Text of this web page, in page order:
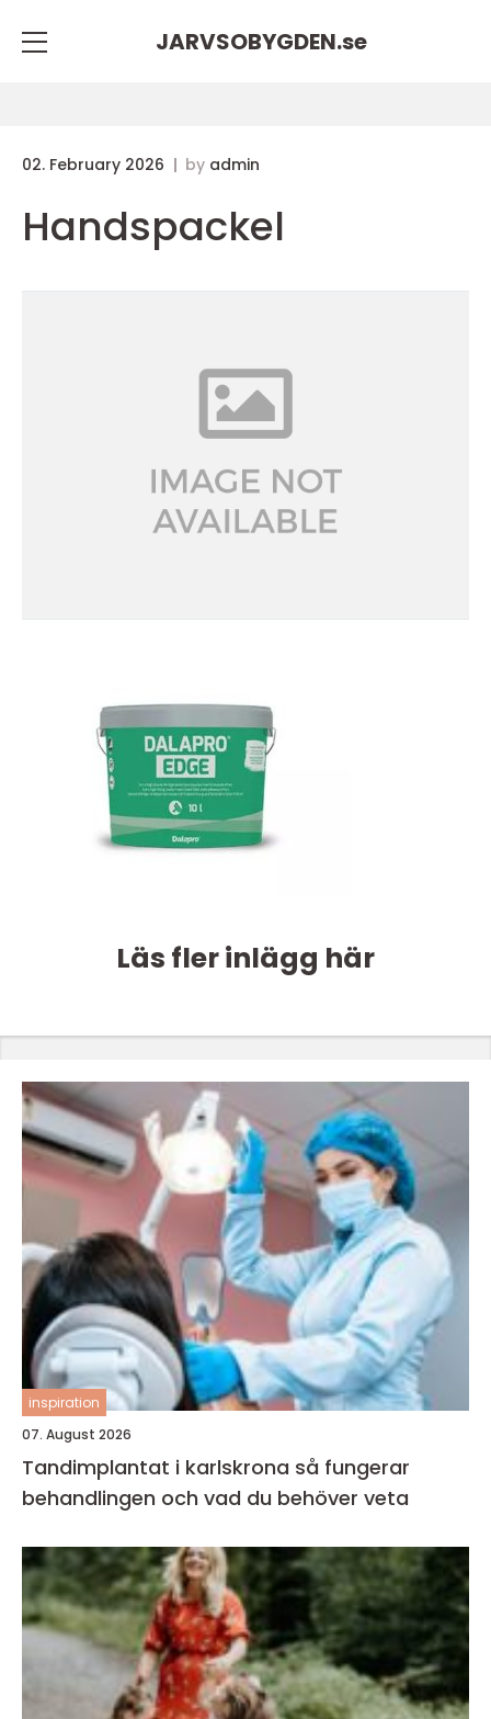
JARVSOBYGDEN.se
02. February 2026 by admin
Handspackel
Läs fler inlägg här
inspiration
07. August 2026
Tandimplantat i karlskrona så fungerar
behandlingen och vad du behöver veta